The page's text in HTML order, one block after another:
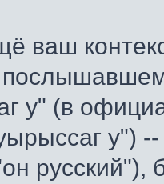
ваш
у" (в
у") --
русский"),